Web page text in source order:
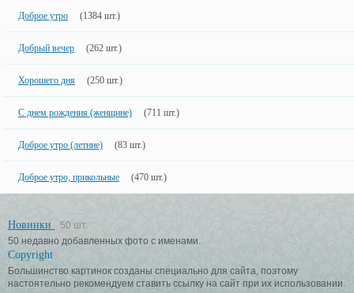
Доброе утро (1384 шт.)
Добрый вечер (262 шт.)
Хорошего дня (250 шт.)
С днем рождения (женщине) (711 шт.)
Доброе утро (летние) (83 шт.)
Доброе утро, прикольные (470 шт.)
Новинки
50 шт.
50 недавно добавленных фото с именами.
Copyright
Большинство картинок созданы специально для сайта, поэтому
настоятельно рекомендуем ставить ссылку на сайт при их использовании.